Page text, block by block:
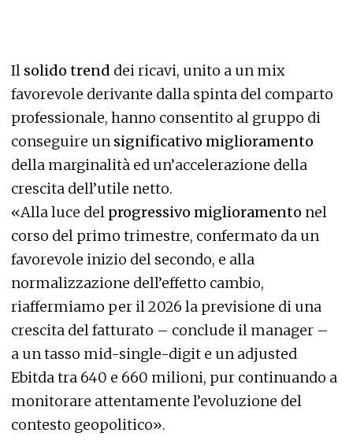
Il solido trend dei ricavi, unito a un mix
favorevole derivante dalla spinta del comparto
professionale, hanno consentito al gruppo di
conseguire un significativo miglioramento
della marginalità ed un’accelerazione della
crescita dell’utile netto.
«Alla luce del progressivo miglioramento nel
corso del primo trimestre, confermato da un
favorevole inizio del secondo, e alla
normalizzazione dell’effetto cambio,
riaffermiamo per il 2026 la previsione di una
crescita del fatturato – conclude il manager –
a un tasso mid-single-digit e un adjusted
Ebitda tra 640 e 660 milioni, pur continuando a
monitorare attentamente l’evoluzione del
contesto geopolitico».